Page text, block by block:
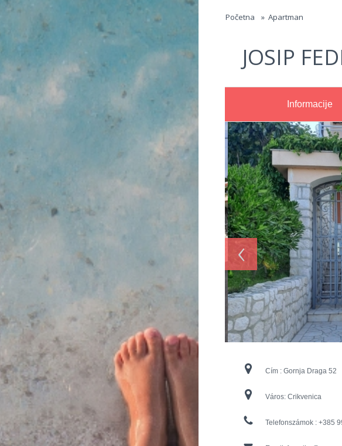
Jump to navigation
Početna » Apartman
JOSIP
Informacije
‹
Cím : Gornja Draga 52
Város: Crikvenica
Telefonszámok : +385